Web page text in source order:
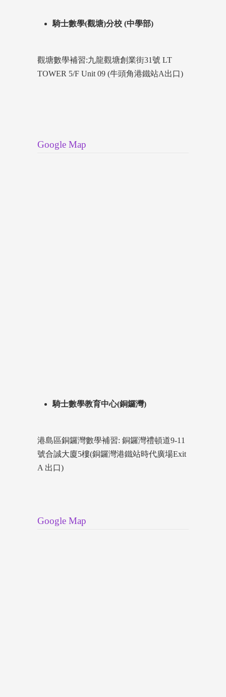
騎士數學(觀塘)分校 (中學部)
觀塘數學補習:九龍觀塘創業街31號 LT
TOWER 5/F Unit 09 (牛頭角港鐵站A出口)
Google Map
騎士數學教育中心(銅鑼灣)
港島區銅鑼灣數學補習: 銅鑼灣禮頓道9-11
號合誠大廈5樓(銅鑼灣港鐵站時代廣場Exit
A 出口)
Google Map